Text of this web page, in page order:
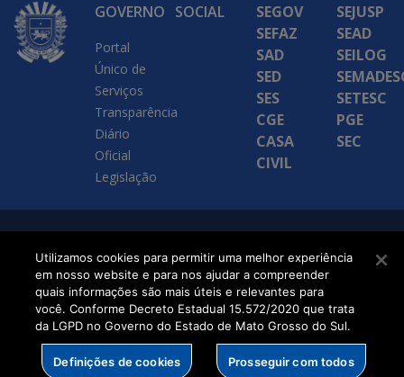
GOVERNO
Portal
Único de
Serviços
Transparência
Diário
Oficial
Legislação
SOCIAL
SEGOV
SEFAZ
SAD
SED
SES
CGE
CASA
CIVIL
SEJUSP
SEAD
SEILOG
SETESC
PGE
SEC
Executiva de
Transformação Digital
Utilizamos cookies para permitir uma melhor experiência
em nosso website e para nos ajudar a compreender
quais informações são mais úteis e relevantes para
você. Conforme Decreto Estadual 15.572/2020 que trata
da LGPD no Governo do Estado de Mato Grosso do Sul.
Definições de cookies Prosseguir com todos